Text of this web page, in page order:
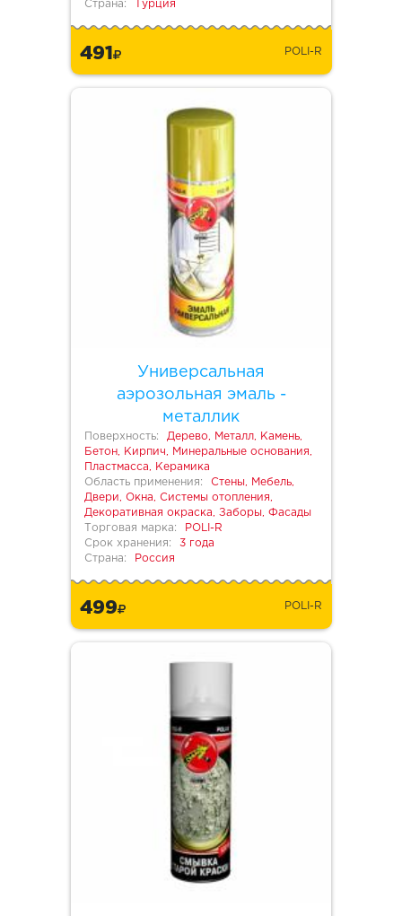
Страна: Турция
491 POLI-R
Универсальная
аэрозольная эмаль -
металлик
Поверхность:
Дерево, Металл, Камень,
Бетон, Кирпич, Минеральные основания,
Пластмасса, Керамика
Область применения:
Стены, Мебель,
Двери, Окна, Системы отопления,
Декоративная окраска, Заборы, Фасады
Торговая марка:
POLI-R
Срок хранения:
3 года
Страна:
Россия
499 POLI-R